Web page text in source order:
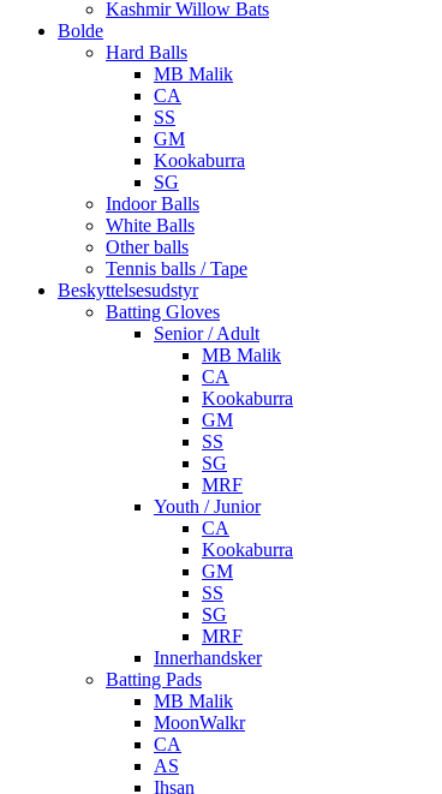
Kashmir Willow Bats
Bolde
Hard Balls
MB Malik
CA
SS
GM
Kookaburra
SG
Indoor Balls
White Balls
Other balls
Tennis balls / Tape
Beskyttelsesudstyr
Batting Gloves
Senior / Adult
MB Malik
CA
Kookaburra
GM
SS
SG
MRF
Youth / Junior
CA
Kookaburra
GM
SS
SG
MRF
Innerhandsker
Batting Pads
MB Malik
MoonWalkr
CA
AS
Ihsan